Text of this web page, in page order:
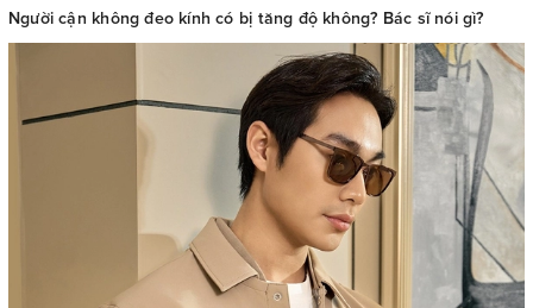
Người cận không đeo kính có bị tăng độ không? Bác sĩ nói gì?